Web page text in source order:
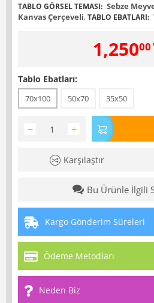
TABLO GÖRSEL TEMASI: Sebze
Kanvas Çerçeveli,TABLO EBATLARI:
1,25000
Tablo Ebatları:
70x100 50x70 35x50
+
−
Karşılaştır
Bu Ürünle İlgili
Kargo Gönderim Süreleri
Ödeme Metodları
Neden Biz